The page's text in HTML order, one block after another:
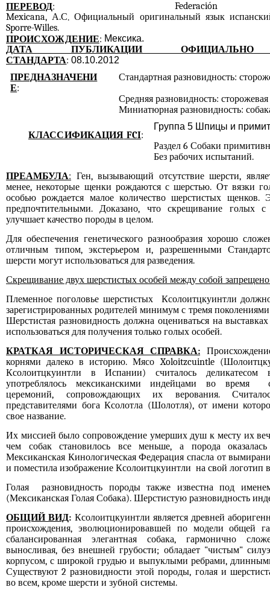
ПЕРЕВОД:
Mexicana,А.С.Официальный оригинальный язык
Sporre-Willes.
ПРОИСХОЖДЕНИЕ: Мексика.
ДАТА ПУБЛИКАЦИИ ОФИЦИАЛЬНО
СТАНДАРТА: 08.10.2012
ПРЕДНАЗНАЧЕНИ
Е:
Стандартная разновидность:
Средняя разновидность: сторожевая
Миниатюрная разновидность:
КЛАССИФИКАЦИЯ FCI:
Группа 5 Шпицы и
Раздел 6 Собаки
Без рабочих испытаний.
ПРЕАМБУЛА: Ген, вызывающий отсутствие шерсти,
менее, некоторые щенки рождаются с шерстью. От вязки
особью рождается малое количество шерстистых щенков.
предпочтительными. Доказано, что скрещивание голых
улучшает качество породы в целом.
Для обеспечения генетического разнообразия хорошо
отличным типом, экстерьером и, разрешенными
шерсти могут использоваться для разведения.
Скрещивание двух шерстистых особей между собой
Племенное поголовье шерстистых Ксолоитцкуинтли
зарегистрированных родителей минимум с тремя
Шерстистая разновидность должна оцениваться на
использоваться для получения только голых особей.
КРАТКАЯ ИСТОРИЧЕСКАЯ СПРАВКА:
корнями далеко в историю. МясоXoloitzcuintle
Ксолоитцкуинтли в Испании) считалось деликатесом
употреблялось мексиканскими индейцами во время
церемоний, сопровождающих их верования.
представителями бога Ксолотла (Шолотля), от имени
свое название.
Их миссией было сопровождение умерших душ к месту их
чем собак становилось все меньше, а порода
Мексиканская Кинологическая Федерация спасла от
и поместила изображение Ксолоитцкуинтли на свой логотип
Голая разновидность породы также известна под
(Мексиканская Голая Собака). Шерстистую разновидность
ОБЩИЙ ВИД: Ксолоитцкуинтли является древней
происхождения, эволюционировавшей по модели общей
сбалансированная элегантная собака, гармонично
выносливая, без внешней грубости; обладает "чистым"
корпусом, с широкой грудью и выпуклыми ребрами,
Существуют 2 разновидности этой породы, голая и
во всем, кроме шерсти и зубной системы.